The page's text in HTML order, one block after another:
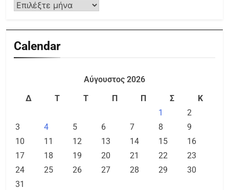
Calendar
Αύγουστος 2026
Δ
Τ Τ Π Π Σ
Κ
1
2
3
4 5 6 7 8
9
10
11 12 13 14 15
16
17
18 19 20 21 22
23
24
25 26 27 28 29
30
31